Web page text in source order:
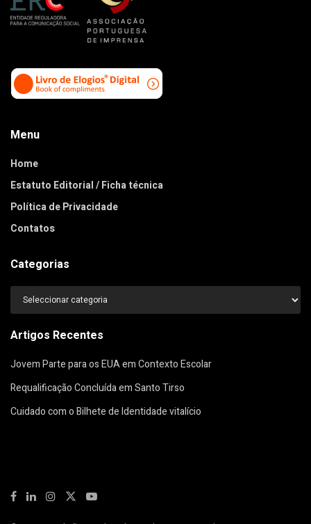
Menu
Home
Estatuto Editorial / Ficha técnica
Política de Privacidade
Contatos
Categorias
Categorias
Artigos Recentes
Jovem Parte para os EUA em Contexto Escolar
Requalificação Concluída em Santo Tirso
Cuidado com o Bilhete de Identidade vitalício